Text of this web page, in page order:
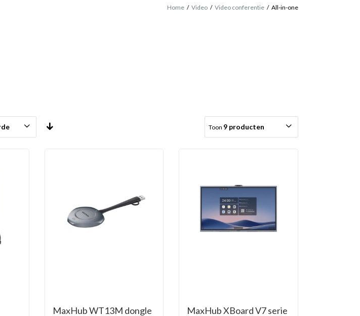
Home / Video / Video conferentie / All-in-one
Toon 9 producten
MaxHub WT13M dongle MaxHub XBoard V7 serie